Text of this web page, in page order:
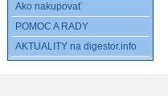
Ako nakupovať
POMOC A RADY
AKTUALITY na digestor.info